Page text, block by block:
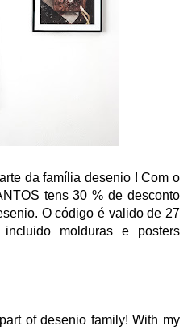
da famíliadesenio ! Com o
tens 30 % de desconto
O código é valido de 27
molduras e posters
of desenio family! With my